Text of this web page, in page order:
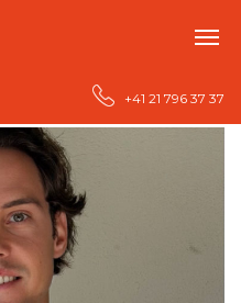
+41 21 796 37 37